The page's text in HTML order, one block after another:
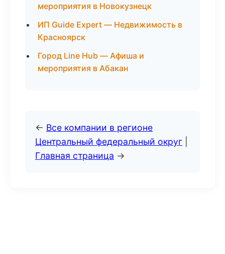
мероприятия в Новокузнецк
ИП Guide Expert — Недвижимость в
Красноярск
Город Line Hub — Афиша и
мероприятия в Абакан
← Все компании в регионе
Центральный федеральный округ
Главная страница →